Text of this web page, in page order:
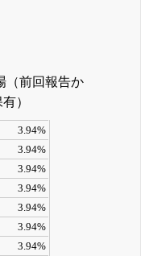
（前回報告か
）
3.94%
3.94%
3.94%
3.94%
3.94%
3.94%
3.94%